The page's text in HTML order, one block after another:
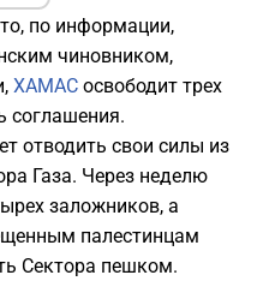
по информации,
чиновником,
ХАМАС освободит трех
соглашения.
отводить свои силы из
Газа. Через неделю
заложников, а
палестинцам
Сектора пешком.